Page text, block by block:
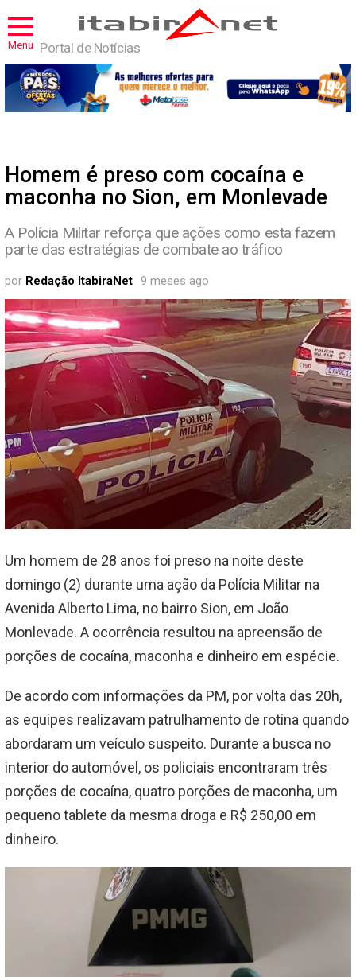
Menu Portal de Notícias
Homem é preso com cocaína e
maconha no Sion, em Monlevade
A Polícia Militar reforça que ações como esta fazem
parte das estratégias de combate ao tráfico
por Redação ItabiraNet 9 meses ago
Um homem de 28 anos foi preso na noite deste
domingo (2) durante uma ação da Polícia Militar na
Avenida Alberto Lima, no bairro Sion, em João
Monlevade. A ocorrência resultou na apreensão de
porções de cocaína, maconha e dinheiro em espécie.
De acordo com informações da PM, por volta das 20h,
as equipes realizavam patrulhamento de rotina quando
abordaram um veículo suspeito. Durante a busca no
interior do automóvel, os policiais encontraram três
porções de cocaína, quatro porções de maconha, um
pequeno tablete da mesma droga e R$ 250,00 em
dinheiro.